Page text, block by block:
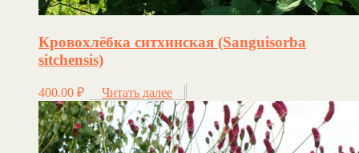
Кровохлёбка ситхинская (Sanguisorba
sitchensis)
400.00 ₽ Читать далее